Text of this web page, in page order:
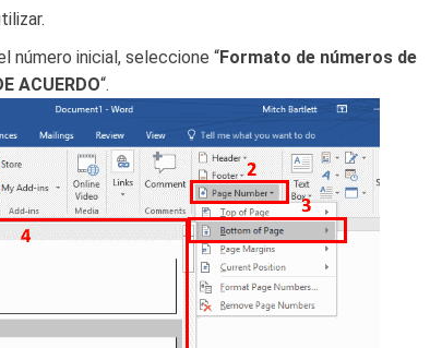
número inicial, seleccione “Formato de números de
ACUERDO“.